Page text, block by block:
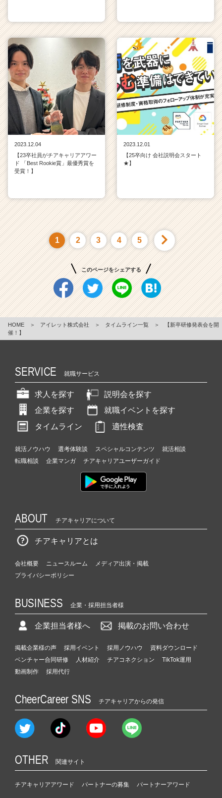
2023.12.04
【23卒社員がチアキャリアアワー
ド 「Best Rookie賞」最優秀賞を
受賞！】
2023.12.01
【25卒向け 会社説明会スタート
★】
1 2 3 4 5
このページをシェアする
HOME ＞ アイレット株式会社 ＞ タイムライン一覧 ＞
【新卒研修発表会を開
催！】
SERVICE 就職サービス
求人を探す
説明会を探す
企業を探す
就職イベントを探す
タイムライン
適性検査
就活ノウハウ 選考体験談 スペシャルコンテンツ
就活相談
転職相談
企業マンガ チアキャリアユーザーガイド
ABOUT チアキャリアについて
チアキャリアとは
会社概要 ニュースルーム
メディア出演・掲載
プライバシーポリシー
BUSINESS 企業・採用担当者様
企業担当者様へ 掲載のお問い合わせ
掲載企業様の声 採用イベント 採用ノウハウ
資料ダウンロード
ベンチャー合同研修
人材紹介 チアコネクション
TikTok運用
動画制作
採用代行
CheerCareer SNS チアキャリアからの発信
OTHER 関連サイト
チアキャリアアワード パートナーの募集 パートナーアワード